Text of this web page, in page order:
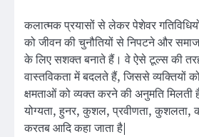
कलात्मक प्रयासों से लेकर पेशेवर
को जीवन की चुनौतियों से निपटने और
के लिए सशक्त बनाते हैं। वे ऐसे टूल्स की
वास्तविकता में बदलते हैं, जिससे व्यक्तियों
क्षमताओं को व्यक्त करने की अनुमति मिलती
योग्यता, हुनर, कुशल, प्रवीणता, कुशलता,
करतब आदि कहा जाता है|